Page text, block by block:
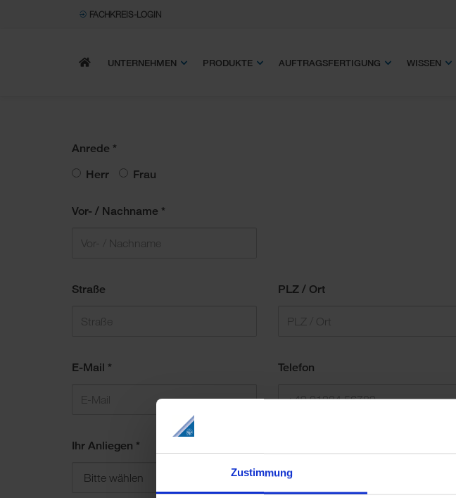
Zustimmung
FACHKREIS-LOGIN
STARTSEITE
UNTERNEHMEN PRODUKTE AUFTRAGSFERTIGUNG WISSEN
Anrede *
Herr
Frau
Vor- / Nachname *
Straße PLZ / Ort
E-Mail * Telefon
Ihr Anliegen *
Rückrufwunsch